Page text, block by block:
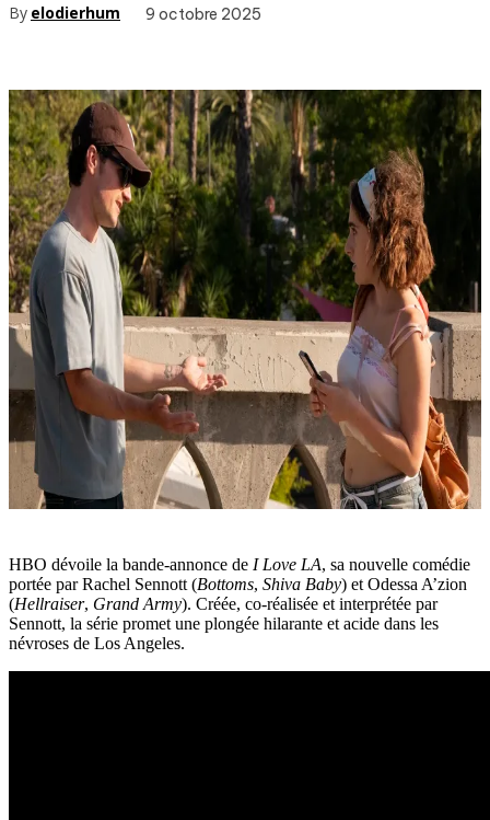
By elodierhum 9 octobre 2025
HBO dévoile la bande-annonce de I Love LA, sa nouvelle comédie
portée par Rachel Sennott (Bottoms, Shiva Baby) et Odessa A’zion
(Hellraiser, Grand Army). Créée, co-réalisée et interprétée par
Sennott, la série promet une plongée hilarante et acide dans les
névroses de Los Angeles.